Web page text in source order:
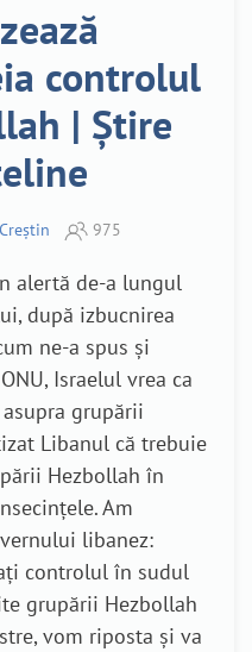
controlul
| Știre
975
alertă de-a lungul
după izbucnirea
ne-a spus și
Israelul vrea ca
grupării
Libanul că trebuie
Hezbollah în
Am
libanez:
controlul în sudul
grupării Hezbollah
vom riposta și va